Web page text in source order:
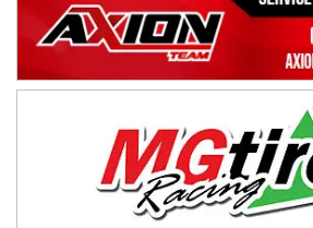
COBERTURA ESPECIAL DE E-KART.COM.AR
08/09-AGO
IAME SERIES ARGENTINA 6
Ciudad de Trenque Lauquen (Asfalto)
Trenque Lauquen (Buenos Aires)